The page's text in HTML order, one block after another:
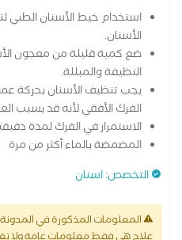
استخدام خيط الأسنان الطبي
الأسنان.
ضع كمية قليلة من معجون
النظيفة والمبللة.
يجب تنظيف الأسنان بحركة
الفرك الأفقي لأنه قد يسبب
الاستمرار في الفرك لمدة
المضمضة بالماء أكثر من مرة
التخصص:اسنان
المعلومات المذكورة في